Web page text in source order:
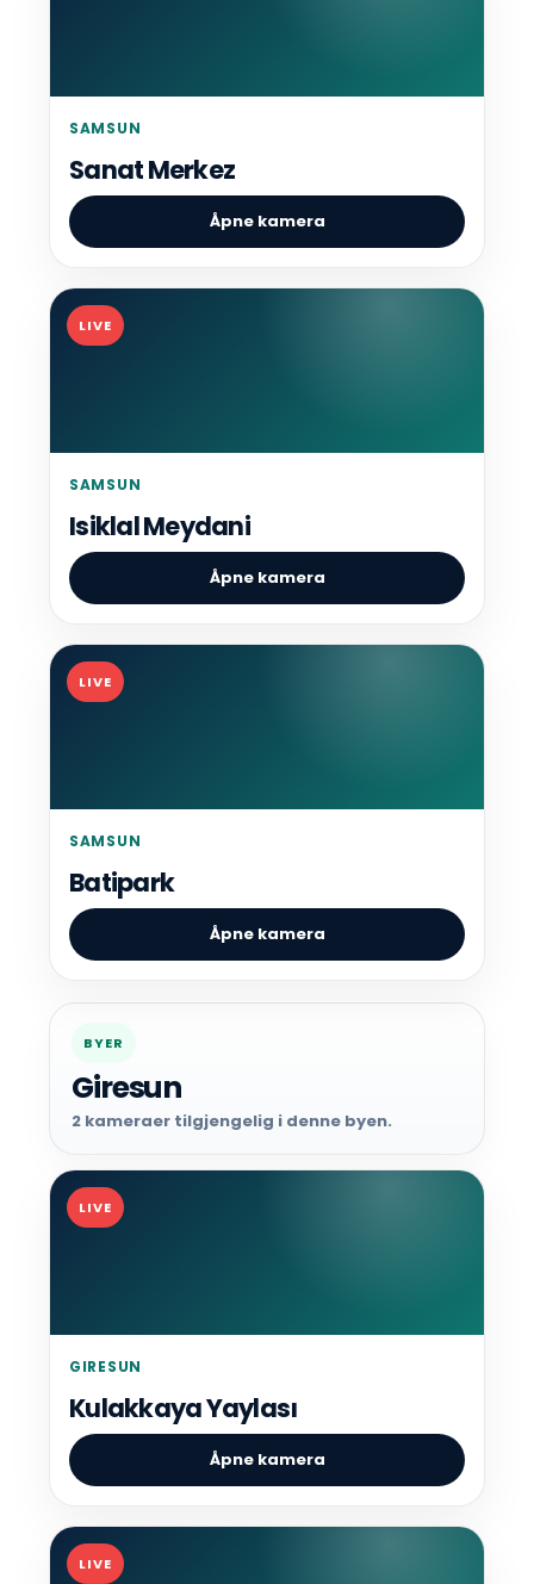
SAMSUN
Sanat Merkez
Åpne kamera
LIVE
SAMSUN
Isiklal Meydani
Åpne kamera
LIVE
SAMSUN
Batipark
Åpne kamera
BYER
Giresun
2 kameraer tilgjengelig i denne byen.
LIVE
GIRESUN
Kulakkaya Yaylası
Åpne kamera
LIVE